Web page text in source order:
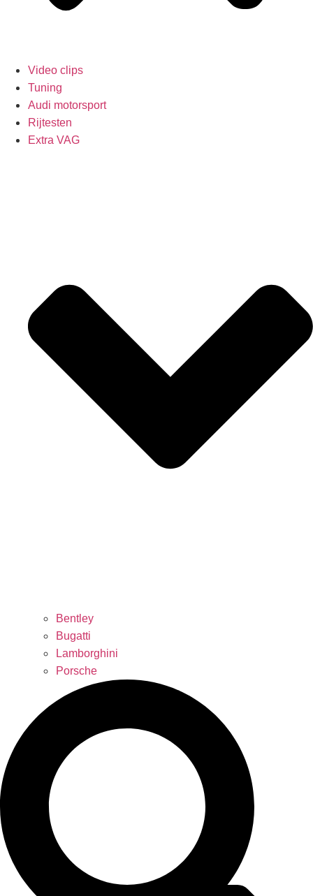
Video clips
Tuning
Audi motorsport
Rijtesten
Extra VAG
Bentley
Bugatti
Lamborghini
Porsche